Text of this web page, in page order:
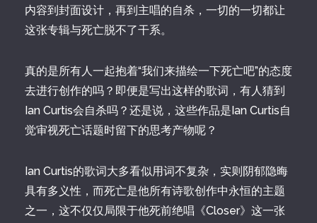
内容到封面设计，再到主唱的自杀，一切的一切都让
这张专辑与死亡脱不了干系。
真的是所有人一起抱着“我们来描绘一下死亡吧”的态度
去进行创作的吗？即便是写出这样的歌词，有人猜到
Ian Curtis会自杀吗？还是说，这些作品是Ian Curtis自
觉审视死亡话题时留下的思考产物呢？
Ian Curtis的歌词大多看似用词不复杂，实则阴郁隐晦
具有多义性，而死亡是他所有诗歌创作中永恒的主题
之一，这不仅仅局限于他死前绝唱《Closer》这一张